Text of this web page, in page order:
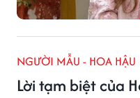
NGƯỜI MẪU - HOA HẬU
Lời tạm biệt của